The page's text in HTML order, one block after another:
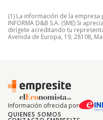
(1) La información de la
INFORMA D&B S.A. (SME) Si
dirígete acreditando tu
Avenida de Europa, 19, 28108,
Información ofrecida por
QUIENES SOMOS